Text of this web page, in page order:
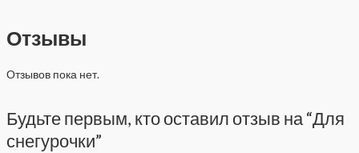
Отзывы
Отзывов пока нет.
Будьте первым, кто оставил отзыв на “Для
снегурочки”